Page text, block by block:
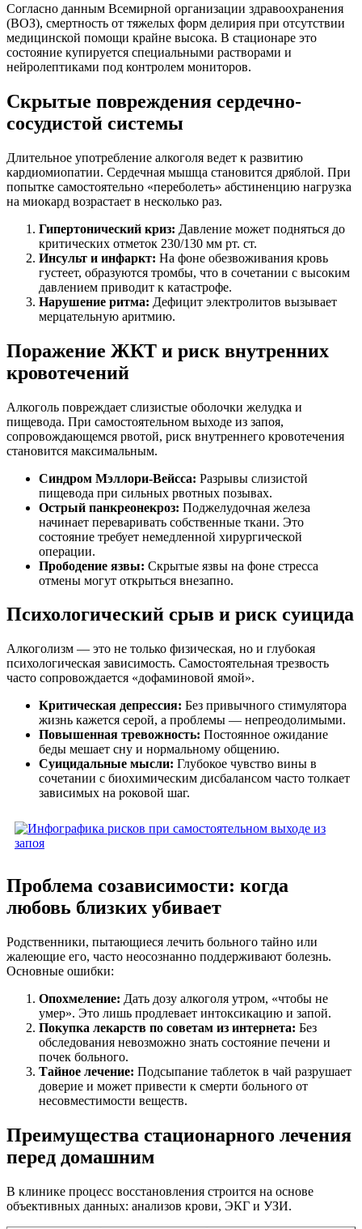
Согласно данным Всемирной организации здравоохранения
(ВОЗ), смертность от тяжелых форм делирия при отсутствии
медицинской помощи крайне высока. В стационаре это
состояние купируется специальными растворами и
нейролептиками под контролем мониторов.
Скрытые повреждения сердечно-
сосудистой системы
Длительное употребление алкоголя ведет к развитию
кардиомиопатии. Сердечная мышца становится дряблой. При
попытке самостоятельно «переболеть» абстиненцию нагрузка
на миокард возрастает в несколько раз.
Гипертонический криз: Давление может подняться до
критических отметок 230/130 мм рт. ст.
Инсульт и инфаркт: На фоне обезвоживания кровь
густеет, образуются тромбы, что в сочетании с высоким
давлением приводит к катастрофе.
Нарушение ритма: Дефицит электролитов вызывает
мерцательную аритмию.
Поражение ЖКТ и риск внутренних
кровотечений
Алкоголь повреждает слизистые оболочки желудка и
пищевода. При самостоятельном выходе из запоя,
сопровождающемся рвотой, риск внутреннего кровотечения
становится максимальным.
Синдром Мэллори-Вейсса: Разрывы слизистой
пищевода при сильных рвотных позывах.
Острый панкреонекроз: Поджелудочная железа
начинает переваривать собственные ткани. Это
состояние требует немедленной хирургической
операции.
Прободение язвы: Скрытые язвы на фоне стресса
отмены могут открыться внезапно.
Психологический срыв и риск суицида
Алкоголизм — это не только физическая, но и глубокая
психологическая зависимость. Самостоятельная трезвость
часто сопровождается «дофаминовой ямой».
Критическая депрессия: Без привычного стимулятора
жизнь кажется серой, а проблемы — непреодолимыми.
Повышенная тревожность: Постоянное ожидание
беды мешает сну и нормальному общению.
Суицидальные мысли: Глубокое чувство вины в
сочетании с биохимическим дисбалансом часто толкает
зависимых на роковой шаг.
Проблема созависимости: когда
любовь близких убивает
Родственники, пытающиеся лечить больного тайно или
жалеющие его, часто неосознанно поддерживают болезнь.
Основные ошибки:
Опохмеление: Дать дозу алкоголя утром, «чтобы не
умер». Это лишь продлевает интоксикацию и запой.
Покупка лекарств по советам из интернета: Без
обследования невозможно знать состояние печени и
почек больного.
Тайное лечение: Подсыпание таблеток в чай разрушает
доверие и может привести к смерти больного от
несовместимости веществ.
Преимущества стационарного лечения
перед домашним
В клинике процесс восстановления строится на основе
объективных данных: анализов крови, ЭКГ и УЗИ.